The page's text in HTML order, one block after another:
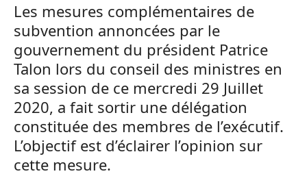
Les mesures complémentaires de
subvention annoncées par le
gouvernement du président Patrice
Talon lors du conseil des ministres en
sa session de ce mercredi 29 Juillet
2020, a fait sortir une délégation
constituée des membres de l’exécutif.
L’objectif est d’éclairer l’opinion sur
cette mesure.